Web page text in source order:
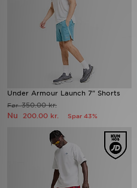
Under Armour Launch 7" Shorts
Før350.00 kr.
Nu 200.00 kr. Spar 43%